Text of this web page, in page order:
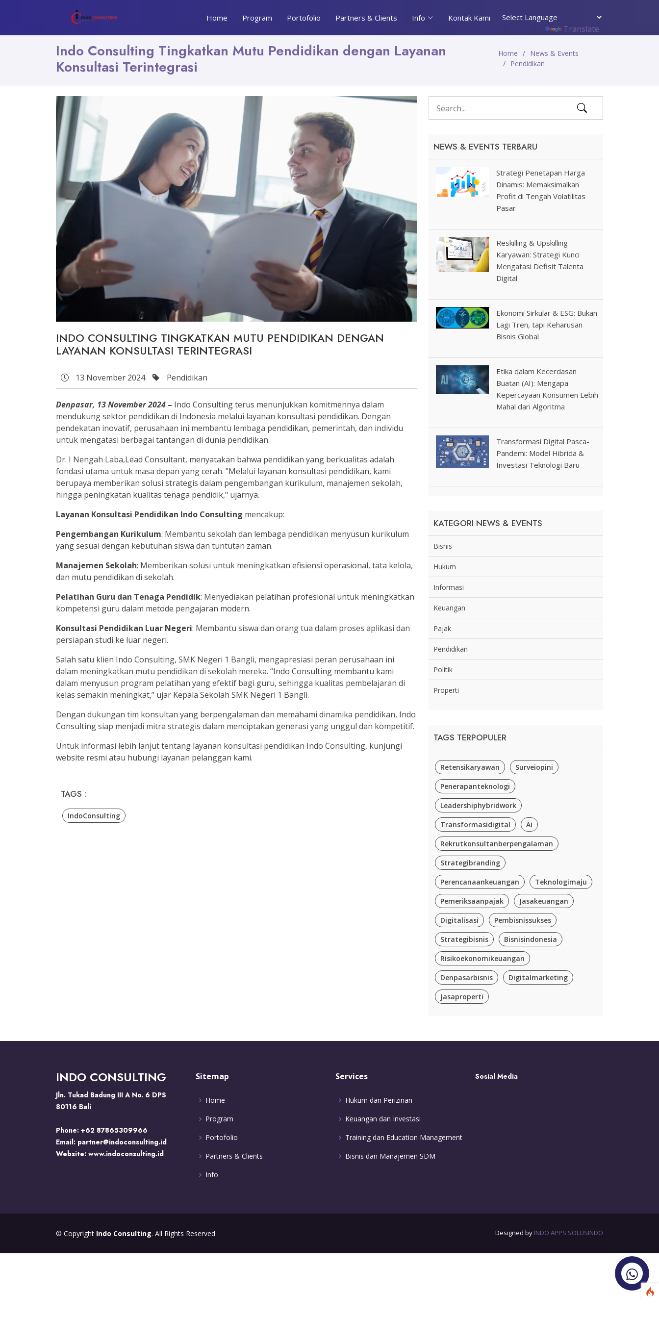
Home Program Portofolio Partners & Clients Info Kontak Kami
Translate
Indo Consulting Tingkatkan Mutu Pendidikan dengan Layanan
Konsultasi Terintegrasi
Home
News & Events
Pendidikan
INDO CONSULTING TINGKATKAN MUTU PENDIDIKAN DENGAN
LAYANAN KONSULTASI TERINTEGRASI
13 November 2024 Pendidikan
Denpasar, 13 November 2024 – Indo Consulting terus menunjukkan komitmennya dalam
mendukung sektor pendidikan di Indonesia melalui layanan konsultasi pendidikan. Dengan
pendekatan inovatif, perusahaan ini membantu lembaga pendidikan, pemerintah, dan individu
untuk mengatasi berbagai tantangan di dunia pendidikan.
Dr. I Nengah Laba,Lead Consultant, menyatakan bahwa pendidikan yang berkualitas adalah
fondasi utama untuk masa depan yang cerah. "Melalui layanan konsultasi pendidikan, kami
berupaya memberikan solusi strategis dalam pengembangan kurikulum, manajemen sekolah,
hingga peningkatan kualitas tenaga pendidik," ujarnya.
Layanan Konsultasi Pendidikan Indo Consulting mencakup:
Pengembangan Kurikulum: Membantu sekolah dan lembaga pendidikan menyusun kurikulum
yang sesuai dengan kebutuhan siswa dan tuntutan zaman.
Manajemen Sekolah: Memberikan solusi untuk meningkatkan efisiensi operasional, tata kelola,
dan mutu pendidikan di sekolah.
Pelatihan Guru dan Tenaga Pendidik: Menyediakan pelatihan profesional untuk meningkatkan
kompetensi guru dalam metode pengajaran modern.
Konsultasi Pendidikan Luar Negeri: Membantu siswa dan orang tua dalam proses aplikasi dan
persiapan studi ke luar negeri.
Salah satu klien Indo Consulting, SMK Negeri 1 Bangli, mengapresiasi peran perusahaan ini
dalam meningkatkan mutu pendidikan di sekolah mereka. “Indo Consulting membantu kami
dalam menyusun program pelatihan yang efektif bagi guru, sehingga kualitas pembelajaran di
kelas semakin meningkat,” ujar Kepala Sekolah SMK Negeri 1 Bangli.
Dengan dukungan tim konsultan yang berpengalaman dan memahami dinamika pendidikan, Indo
Consulting siap menjadi mitra strategis dalam menciptakan generasi yang unggul dan kompetitif.
Untuk informasi lebih lanjut tentang layanan konsultasi pendidikan Indo Consulting, kunjungi
website resmi atau hubungi layanan pelanggan kami.
TAGS :
IndoConsulting
NEWS & EVENTS TERBARU
Strategi Penetapan Harga
Dinamis: Memaksimalkan
Profit di Tengah Volatilitas
Pasar
Reskilling & Upskilling
Karyawan: Strategi Kunci
Mengatasi Defisit Talenta
Digital
Ekonomi Sirkular & ESG: Bukan
Lagi Tren, tapi Keharusan
Bisnis Global
Etika dalam Kecerdasan
Buatan (AI): Mengapa
Kepercayaan Konsumen Lebih
Mahal dari Algoritma
Transformasi Digital Pasca-
Pandemi: Model Hibrida &
Investasi Teknologi Baru
KATEGORI NEWS & EVENTS
Bisnis
Hukum
Informasi
Keuangan
Pajak
Pendidikan
Politik
Properti
TAGS TERPOPULER
Retensikaryawan Surveiopini
Penerapanteknologi
Leadershiphybridwork
Transformasidigital Ai
Rekrutkonsultanberpengalaman
Strategibranding
Perencanaankeuangan Teknologimaju
Pemeriksaanpajak Jasakeuangan
Digitalisasi Pembisnissukses
Strategibisnis Bisnisindonesia
Risikoekonomikeuangan
Denpasarbisnis Digitalmarketing
Jasaproperti
INDO CONSULTING
Jln. Tukad Badung III A No. 6 DPS
80116 Bali
Phone: +62 87865309966
Email: partner@indoconsulting.id
Website: www.indoconsulting.id
Sitemap
Home
Program
Portofolio
Partners & Clients
Info
Services
Hukum dan Perizinan
Keuangan dan Investasi
Training dan Education Management
Bisnis dan Manajemen SDM
Sosial Media
© Copyright Indo Consulting. All Rights Reserved Designed by INDO APPS SOLUSINDO